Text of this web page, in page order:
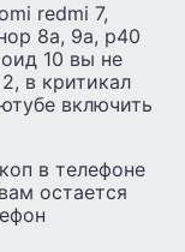
redmi 7,
8а, 9a, p40
10 вы не
в критикал
включить
в телефоне
остается